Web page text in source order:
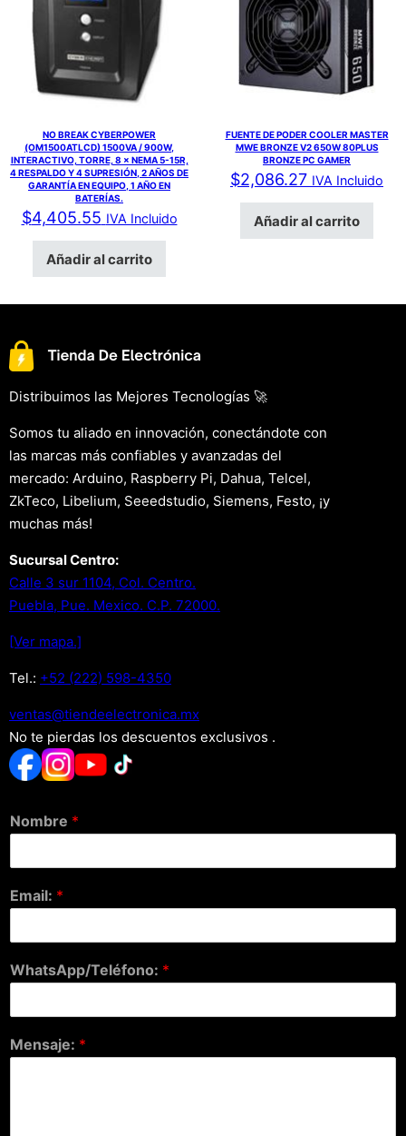
NO BREAK CYBERPOWER
(OM1500ATLCD) 1500VA / 900W,
INTERACTIVO, TORRE, 8 × NEMA 5-15R,
4 RESPALDO Y 4 SUPRESIÓN, 2 AÑOS DE
GARANTÍA EN EQUIPO, 1 AÑO EN
BATERÍAS.
$4,405.55 IVA Incluido
Añadir al carrito
FUENTE DE PODER COOLER MASTER
MWE BRONZE V2 650W 80PLUS
BRONZE PC GAMER
$2,086.27 IVA Incluido
Añadir al carrito
Distribuimos las Mejores Tecnologías 🚀
Somos tu aliado en innovación, conectándote con
las marcas más confiables y avanzadas del
mercado: Arduino, Raspberry Pi, Dahua, Telcel,
ZkTeco, Libelium, Seeedstudio, Siemens, Festo, ¡y
muchas más!
Sucursal Centro:
Calle 3 sur 1104, Col. Centro.
Puebla, Pue. Mexico. C.P. 72000.
[Ver mapa.]
Tel.: +52 (222) 598-4350
xm.acinortceleedneit@satnev
No te pierdas los descuentos exclusivos .
Nombre *
Email: *
WhatsApp/Teléfono: *
Mensaje: *